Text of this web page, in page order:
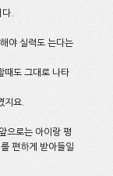
.
야 실력도 는다는
때도 그대로 나타
지요.
으로는 아이랑 평
편하게 받아들일